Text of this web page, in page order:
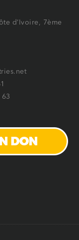
d’Ivoire, 7ème